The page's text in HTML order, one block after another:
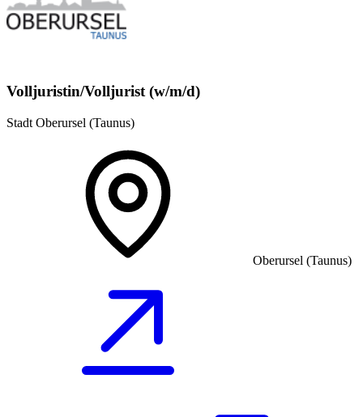
Volljuristin/Volljurist (w/m/d)
Stadt Oberursel (Taunus)
Oberursel (Taunus)